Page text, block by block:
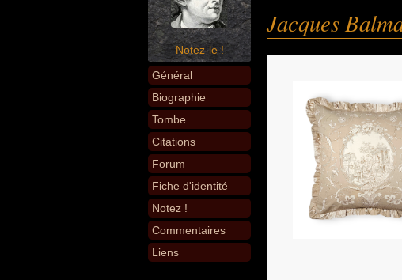
Notez-le !
Général
Biographie
Tombe
Citations
Forum
Fiche d'identité
Notez !
Commentaires
Liens
Jacques